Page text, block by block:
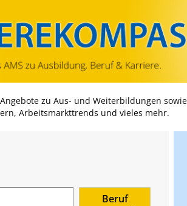
Zum Inhalt springen
Zum Navmenü springen
Zur Suche springen
Zur Footer springen
zu Aus- und Weiterbildungen
Arbeitsmarkttrends und vieles mehr.
Beruf